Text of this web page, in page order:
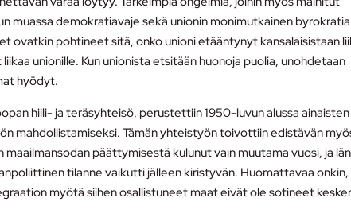
demokratiavaje sekä unionin monimutkainen byrokratia
ovatkin pohtineet sitä, onko unioni etääntynyt kansalaisistaan
unionille. Kun unionista etsitään huonoja puolia, unohdetaan
hyödyt.
hiili- ja teräsyhteisö, perustettiin 1950-luvun alussa ainaisten
mahdollistamiseksi. Tämän yhteistyön toivottiin edistävän
maailmansodan päättymisestä kulunut vain muutama vuosi, ja
tilanne vaikutti jälleen kiristyvän. Huomattavaa
myötä siihen osallistuneet maat eivät ole sotineet